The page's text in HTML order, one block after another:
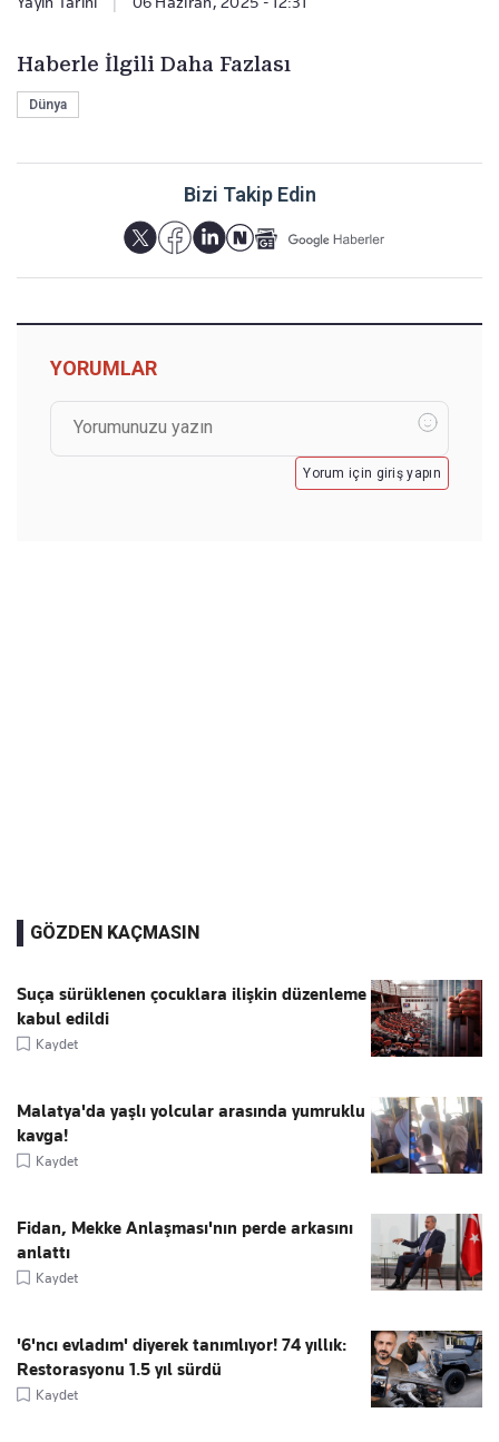
Haberle İlgili Daha Fazlası
Dünya
Bizi Takip Edin
YORUMLAR
Yorum için giriş yapın
GÖZDEN KAÇMASIN
Suça sürüklenen çocuklara ilişkin düzenleme
kabul edildi
Kaydet
Malatya'da yaşlı yolcular arasında yumruklu
kavga!
Kaydet
Fidan, Mekke Anlaşması'nın perde arkasını
anlattı
Kaydet
'6'ncı evladım' diyerek tanımlıyor! 74 yıllık:
Restorasyonu 1.5 yıl sürdü
Kaydet